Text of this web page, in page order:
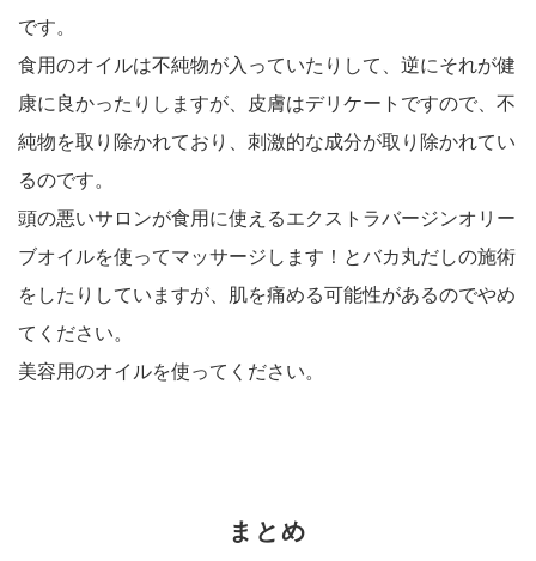
です。
食用のオイルは不純物が入っていたりして、逆にそれが健
康に良かったりしますが、皮膚はデリケートですので、不
純物を取り除かれており、刺激的な成分が取り除かれてい
るのです。
頭の悪いサロンが食用に使えるエクストラバージンオリー
ブオイルを使ってマッサージします！とバカ丸だしの施術
をしたりしていますが、肌を痛める可能性があるのでやめ
てください。
美容用のオイルを使ってください。
まとめ